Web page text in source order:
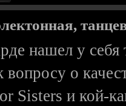
нашел у себя
вопросу о
Sisters и кой-